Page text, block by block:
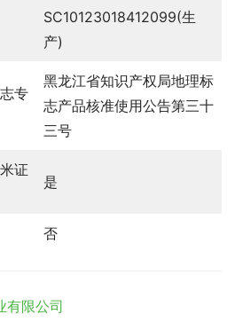
SC10123018412099(生
产)
专
黑龙江省知识产权局地理标
志产品核准使用公告第三十
三号
证
是
否
有限公司